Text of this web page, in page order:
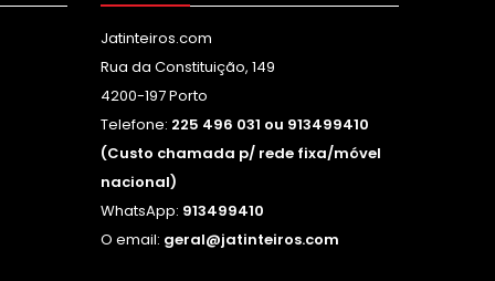
Jatinteiros.com
Rua da Constituição, 149
4200-197 Porto
Telefone: 225 496 031 ou 913499410
(Custo chamada p/ rede fixa/móvel
nacional)
WhatsApp: 913499410
O email: geral@jatinteiros.com